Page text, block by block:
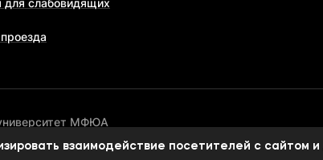
для слабовидящих
МФЮА
взаимодействие посетителей с сайтом